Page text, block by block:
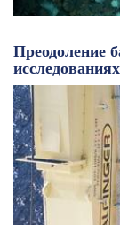
Преодоление
исследованиях